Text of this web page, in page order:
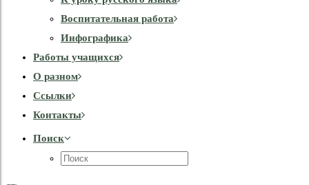
Воспитательная работа
Инфографика
Работы учащихся
О разном
Cсылки
Контакты
Поиск